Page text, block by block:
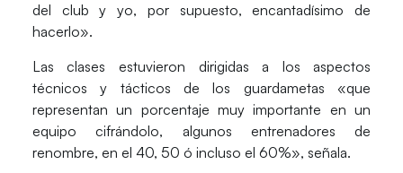
del club y yo, por supuesto, encantadísimo de
hacerlo».
Las clases estuvieron dirigidas a los aspectos
técnicos y tácticos de los guardametas «que
representan un porcentaje muy importante en un
equipo cifrándolo, algunos entrenadores de
renombre, en el 40, 50 ó incluso el 60%», señala.